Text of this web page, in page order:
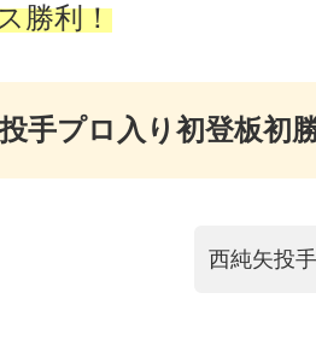
勝利！
手プロ入り初登板初
西純矢投